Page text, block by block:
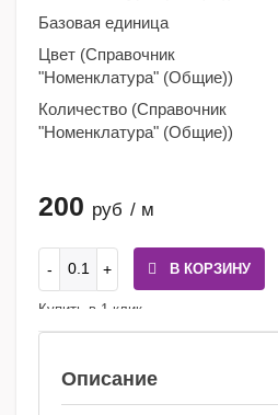
Базовая единица
Цвет (Справочник
"Номенклатура" (Общие))
Количество (Справочник
"Номенклатура" (Общие))
200 руб / м
В КОРЗИНУ
Купить в 1 клик
Описание